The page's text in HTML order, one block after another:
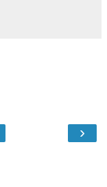
›